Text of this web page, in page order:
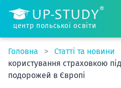
центр польської освіти
Головна Статті та новини
користування страховкою
подорожей в Європі